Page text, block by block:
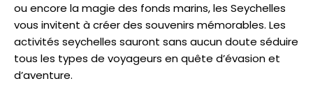
ou encore la magie des fonds marins, les Seychelles
vous invitent à créer des souvenirs mémorables. Les
activités seychelles sauront sans aucun doute séduire
tous les types de voyageurs en quête d’évasion et
d’aventure.